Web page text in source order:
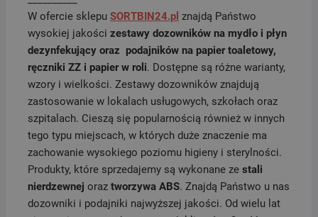
W ofercie sklepu SORTBIN24.pl znajdą Państwo
wysokiej jakości zestawy dozowników na mydło i płyn
dezynfekujący oraz podajników na papier toaletowy,
ręczniki ZZ i papier w roli. Dostępne są różne warianty,
wzory i wielkości. Zestawy dozowników znajdują
zastosowanie w lokalach usługowych, szkołach oraz
szpitalach. Cieszą się popularnością również w innych
tego typu miejscach, w których duże znaczenie ma
zachowanie wysokiego poziomu higieny i sterylności.
Produkty, które sprzedajemy są wykonane ze stali
nierdzewnej oraz tworzywa ABS. Znajdą Państwo u nas
dozowniki i podajniki najwyższej jakości. Od wielu lat